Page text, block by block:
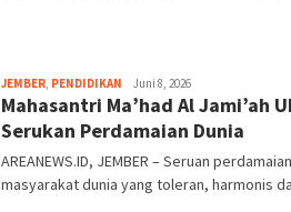
JEMBER, PENDIDIKAN areanews
Juni 8, 2026
Mahasantri Ma’had Al Jami’ah
Serukan Perdamaian Dunia
AREANEWS.ID, JEMBER – Seruan
masyarakat dunia yang toleran, harmonis